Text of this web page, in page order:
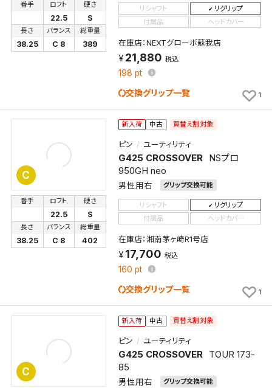
番手 ロフト
22.5
硬さ
S
長さ
38.25
バランス
C 8
総重量
389
リシャフト
リグリップ
付属品
ヘッドカバー
在庫店：NEXTグローボ蘇我店
21,880 税込
198 pt
交換グリップ一覧 1
C
新入荷 中古 買替え割対象
ピン ユーティリティ
G425 CROSSOVER
NSプロ
950GH neo
男性用右 グリップ交換可能
番手 ロフト
22.5
硬さ
S
長さ
38.25
バランス
C 8
総重量
402
リシャフト
リグリップ
付属品
ヘッドカバー
在庫店：湘南茅ヶ崎R1号店
17,700 税込
160 pt
交換グリップ一覧 1
C
新入荷 中古 買替え割対象
ピン ユーティリティ
G425 CROSSOVER
TOUR 173-
85
男性用右 グリップ交換可能
この検索条件をマイページ内「保存検索条件一覧」に
保存します。
よく探す商品を、毎回条件指定することなく簡単に開
新着通知
新着通知を「する」にすると、この条件に一致する商品
が入荷した際に、メール及びお客様のアカウント内の
「お知らせ」で通知します。
保存された検索条件は変更できません。
条件を変更したい場合は、マイページの「保存検索条
件一覧」から画面を表示し、条件を変更の上、保存し直
してください。
保存する
キャンセル
検索条件を保存
検索条件を保存しました。
これまで保存した検索条件は、マイページの「保存検
索条件一覧」で確認できます。